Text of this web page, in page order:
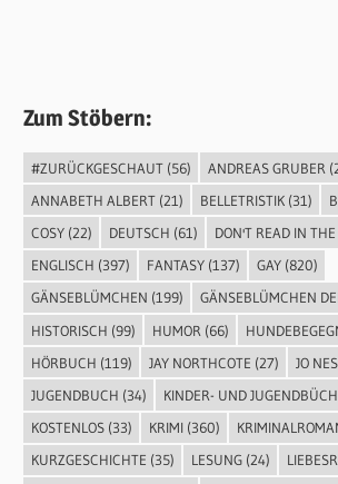
Zum Stöbern:
#ZURÜCKGESCHAUT(56) ANDREAS GRUBER
ANNABETH ALBERT(21) BELLETRISTIK(31)
COSY(22) DEUTSCH (61) DON'T READ IN THE
ENGLISCH (397) FANTASY(137) GAY(820)
GÄNSEBLÜMCHEN (199) GÄNSEBLÜMCHEN
HISTORISCH (99) HUMOR (66)
HÖRBUCH (119) JAY NORTHCOTE (27) JO
JUGENDBUCH (34) KINDER- UND
KOSTENLOS(33) KRIMI(360)
KURZGESCHICHTE (35) LESUNG(24)